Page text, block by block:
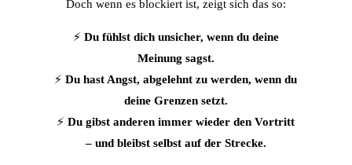
Doch wenn es blockiert ist, zeigt sich das so:
⚡ Du fühlst dich unsicher, wenn du deine
Meinung sagst.
⚡Du hast Angst, abgelehnt zu werden, wenn du
deine Grenzen setzt.
⚡Du gibst anderen immer wieder den Vortritt
– und bleibst selbst auf der Strecke.